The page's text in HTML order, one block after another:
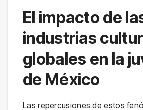
El impacto de
industrias
globales en la
de México
Las repercusiones de estos